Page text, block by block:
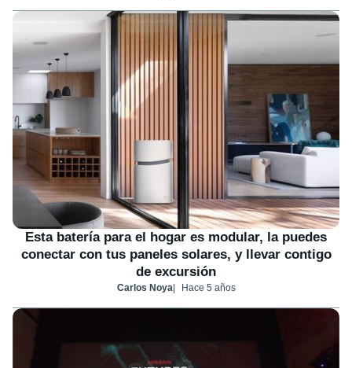
Esta batería para el hogar es modular, la puedes
conectar con tus paneles solares, y llevar contigo
de excursión
Carlos Noya Hace 5 años